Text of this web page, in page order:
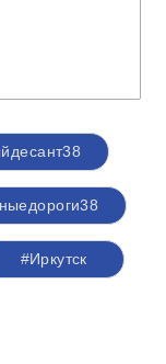
#Иркутск